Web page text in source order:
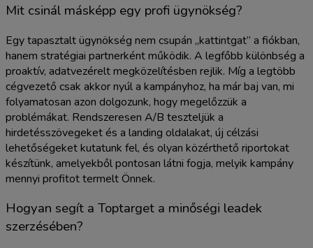
Mit csinál másképp egy profi ügynökség?
Egy tapasztalt ügynökség nem csupán „kattintgat” a fiókban,
hanem stratégiai partnerként működik. A legfőbb különbség a
proaktív, adatvezérelt megközelítésben rejlik. Míg a legtöbb
cégvezető csak akkor nyúl a kampányhoz, ha már baj van, mi
folyamatosan azon dolgozunk, hogy megelőzzük a
problémákat. Rendszeresen A/B teszteljük a
hirdetésszövegeket és a landing oldalakat, új célzási
lehetőségeket kutatunk fel, és olyan közérthető riportokat
készítünk, amelyekből pontosan látni fogja, melyik kampány
mennyi profitot termelt Önnek.
Hogyan segít a Toptarget a minőségi leadek
szerzésében?